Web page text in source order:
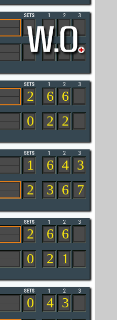
2
0
6 6
2 2
1
2
6 4 3
3 6 7
2
0
6 6
2
1
0
4 3